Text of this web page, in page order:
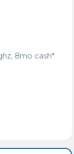
8mo cash*